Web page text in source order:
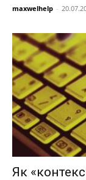
maxwelhelp -
Як